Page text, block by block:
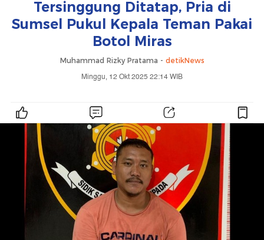
Tersinggung Ditatap, Pria di
Sumsel Pukul Kepala Teman Pakai
Botol Miras
Muhammad Rizky Pratama - detikNews
Minggu, 12 Okt 2025 22:14 WIB